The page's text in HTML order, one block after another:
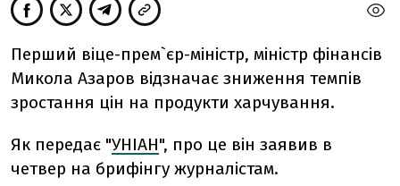
Перший віце-прем`єр-міністр, міністр фінансів
Микола Азаров відзначає зниження темпів
зростання цін на продукти харчування.
Як передає "УНІАН", про це він заявив в
четвер на брифінгу журналістам.